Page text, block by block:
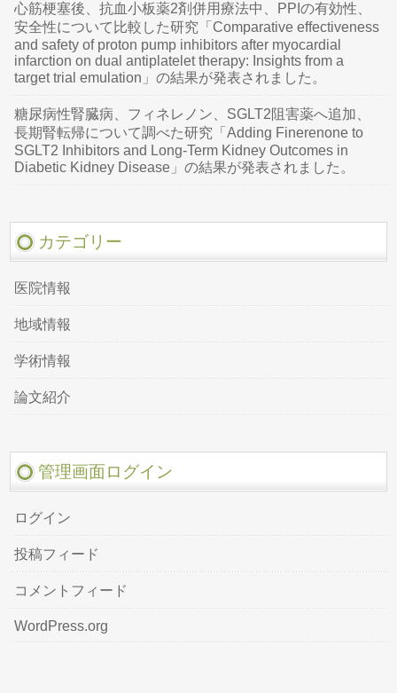
心筋梗塞後、抗血小板薬2剤併用療法中、PPIの有効性、
安全性について比較した研究「Comparative effectiveness
and safety of proton pump inhibitors after myocardial
infarction on dual antiplatelet therapy: Insights from a
target trial emulation」の結果が発表されました。
糖尿病性腎臓病、フィネレノン、SGLT2阻害薬へ追加、
長期腎転帰について調べた研究「Adding Finerenone to
SGLT2 Inhibitors and Long-Term Kidney Outcomes in
Diabetic Kidney Disease」の結果が発表されました。
カテゴリー
医院情報
地域情報
学術情報
論文紹介
管理画面ログイン
ログイン
投稿フィード
コメントフィード
WordPress.org